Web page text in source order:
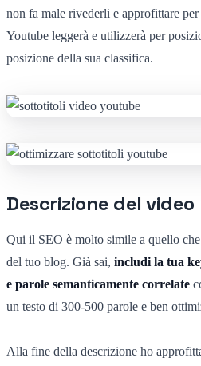
non fa male rivederli e approfittare
Youtube leggerà e utilizzerà per
posizione della sua classifica.
Descrizione del video
Qui il SEO è molto simile a quello
del tuo blog. Già sai, includi la tua
e parole semanticamente correlate
un testo di 300-500 parole e ben
Alla fine della descrizione ho